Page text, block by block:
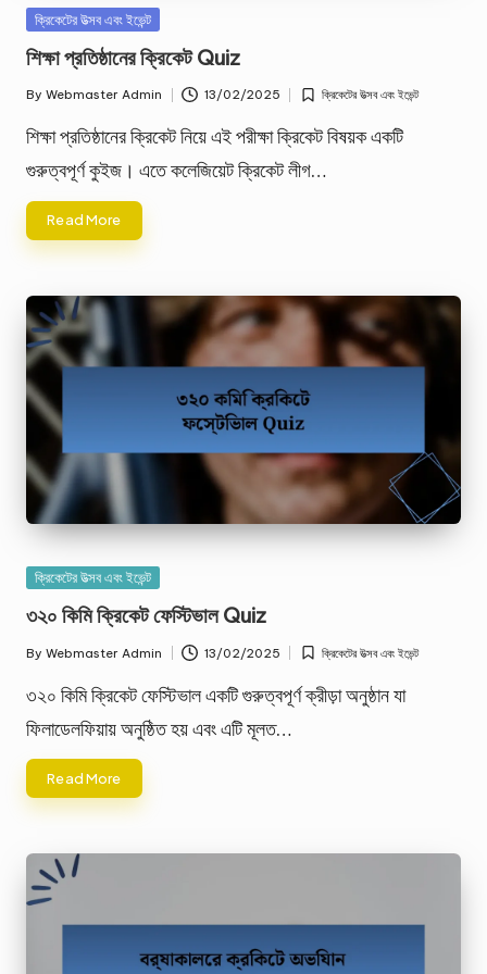
Posted
ক্রিকেটের উত্সব এবং ইভেন্ট
শিক্ষা প্রতিষ্ঠানের ক্রিকেট Quiz
Posted
by
By Webmaster Admin 13/02/2025
Posted
ক্রিকেটের উত্সব এবং ইভেন্ট
শিক্ষা প্রতিষ্ঠানের ক্রিকেট নিয়ে এই পরীক্ষা ক্রিকেট বিষয়ক একটি
গুরুত্বপূর্ণ কুইজ। এতে কলেজিয়েট ক্রিকেট লীগ…
Read More
Posted
ক্রিকেটের উত্সব এবং ইভেন্ট
৩২০ কিমি ক্রিকেট ফেস্টিভাল Quiz
Posted
By Webmaster Admin 13/02/2025
Posted
in
ক্রিকেটের উত্সব এবং ইভেন্ট
৩২০ কিমি ক্রিকেট ফেস্টিভাল একটি গুরুত্বপূর্ণ ক্রীড়া অনুষ্ঠান যা
ফিলাডেলফিয়ায় অনুষ্ঠিত হয় এবং এটি মূলত…
Read More